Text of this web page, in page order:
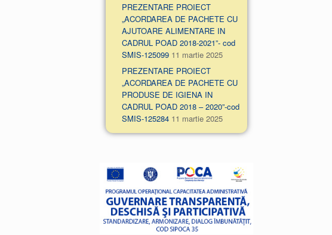
PREZENTARE PROIECT
„ACORDAREA DE PACHETE CU
AJUTOARE ALIMENTARE IN
CADRUL POAD 2018-2021”- cod
SMIS-125099 11 martie 2025
PREZENTARE PROIECT
„ACORDAREA DE PACHETE CU
PRODUSE DE IGIENA IN
CADRUL POAD 2018 – 2020”-cod
SMIS-125284 11 martie 2025